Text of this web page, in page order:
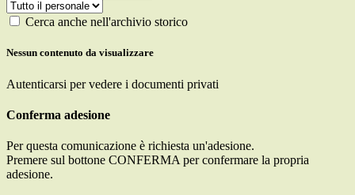
Cerca anche nell'archivio storico
Nessun contenuto da visualizzare
Autenticarsi per vedere i documenti privati
Conferma adesione
Per questa comunicazione è richiesta un'adesione.
Premere sul bottone CONFERMA per confermare la propria
adesione.